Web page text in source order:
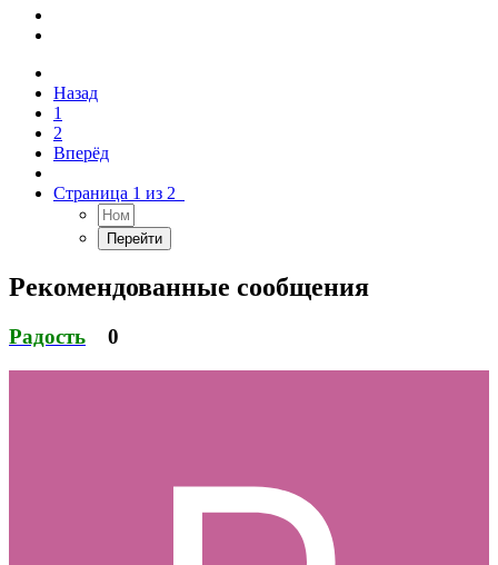
Назад
1
2
Вперёд
Страница 1 из 2
Рекомендованные сообщения
Радость 0